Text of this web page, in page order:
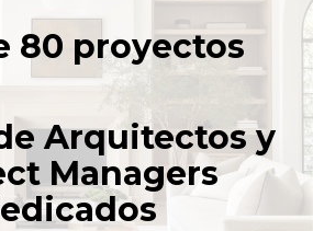
80 proyectos
Arquitectos y
Managers